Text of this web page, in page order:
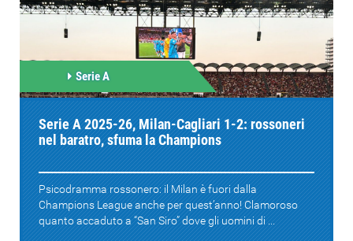
Serie A
Serie A 2025-26, Milan-Cagliari 1-2: rossoneri
nel baratro, sfuma la Champions
Psicodramma rossonero: il Milan è fuori dalla
Champions League anche per quest’anno! Clamoroso
quanto accaduto a “San Siro” dove gli uomini di ...